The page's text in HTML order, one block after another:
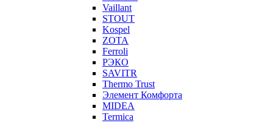
Vaillant
STOUT
Kospel
ZOTA
Ferroli
РЭКО
SAVITR
Thermo Trust
Элемент Комфорта
MIDEA
Termica